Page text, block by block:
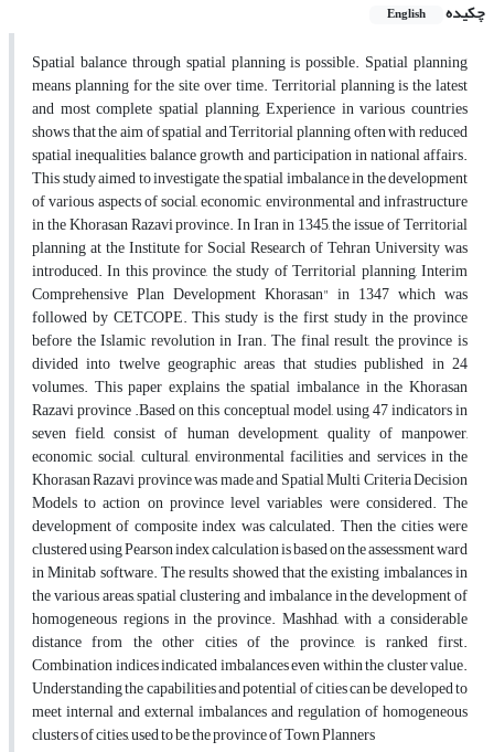
چکیده
English
Spatial balance through spatial planning is possible. Spatial planning
means planning for the site over time. Territorial planning is the latest
and most complete spatial planning, Experience in various countries
shows that the aim of spatial and Territorial planning often with reduced
spatial inequalities, balance growth and participation in national affairs.
This study aimed to investigate the spatial imbalance in the development
of various aspects of social, economic, environmental and infrastructure
in the Khorasan Razavi province. In Iran in 1345, the issue of Territorial
planning at the Institute for Social Research of Tehran University was
introduced. In this province, the study of Territorial planning, Interim
Comprehensive Plan Development Khorasan" in 1347 which was
followed by CETCOPE. This study is the first study in the province
before the Islamic revolution in Iran. The final result, the province is
divided into twelve geographic areas that studies published in 24
volumes. This paper explains the spatial imbalance in the Khorasan
Razavi province .Based on this conceptual model, using 47 indicators in
seven field, consist of human development, quality of manpower,
economic, social, cultural, environmental facilities and services in the
Khorasan Razavi province was made and Spatial Multi Criteria Decision
Models to action on province level variables were considered. The
development of composite index was calculated. Then the cities were
clustered using Pearson index calculation is based on the assessment ward
in Minitab software. The results showed that the existing imbalances in
the various areas, spatial clustering and imbalance in the development of
homogeneous regions in the province. Mashhad, with a considerable
distance from the other cities of the province, is ranked first.
Combination indices indicated imbalances even within the cluster value.
Understanding the capabilities and potential of cities can be developed to
meet internal and external imbalances and regulation of homogeneous
clusters of cities, used to be the province of Town Planners